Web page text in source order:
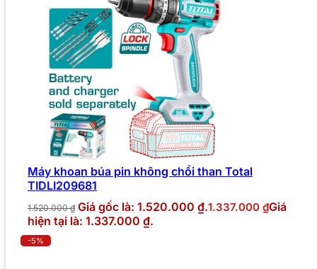
Máy khoan búa pin không chổi than Total
TIDLI209681
1.520.000₫ Giá gốc là: 1.520.000 ₫.1.337.000 ₫Giá
hiện tại là: 1.337.000 ₫.
-5%